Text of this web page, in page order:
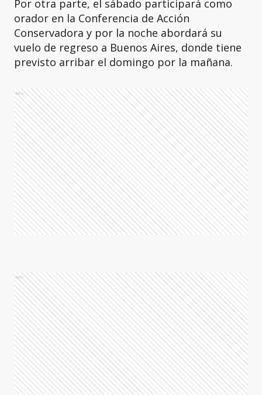
Por otra parte, el sábado participará como
orador en la Conferencia de Acción
Conservadora y por la noche abordará su
vuelo de regreso a Buenos Aires, donde tiene
previsto arribar el domingo por la mañana.
Ads
Ads